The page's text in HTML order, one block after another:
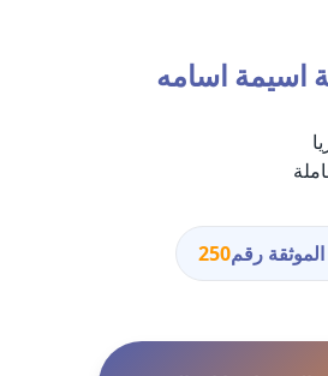
أبو الدهب
البحيري
الجمال
الحسيني
اسيمة اسامه
رقم250